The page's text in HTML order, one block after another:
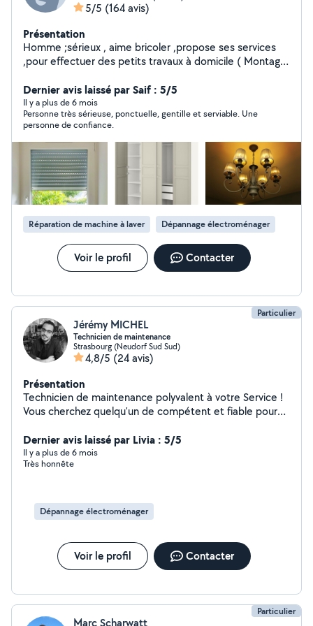
5/5 (164 avis)
Présentation
Homme ;sérieux , aime bricoler ,propose ses services
,pour effectuer des petits travaux à domicile ( Montage
peinture,entretien, ménage,...), transport, aide à
domicile.
Dernier avis laissé par Saif : 5/5
Il y a plus de 6 mois
Personne très sérieuse, ponctuelle, gentille et serviable. Une
personne de confiance.
Réparation de machine à laver Dépannage électroménager
Voir le profil Contacter
Particulier
Jérémy MICHEL
Technicien de maintenance
Strasbourg (Neudorf Sud Sud)
4,8/5 (24 avis)
Présentation
Technicien de maintenance polyvalent à votre Service !
Vous cherchez quelqu'un de compétent et fiable pour
qualifié, je vous accompagne dans vos petits travaux de
bricolage, de réparations ou d'embellissement. Je suis là
pour répondre à vos besoins avec soin et efficacité, en
vous simplifier la vie.
Dernier avis laissé par Livia : 5/5
Il y a plus de 6 mois
Très honnête
Dépannage électroménager
Voir le profil Contacter
Particulier
Marc Scharwatt